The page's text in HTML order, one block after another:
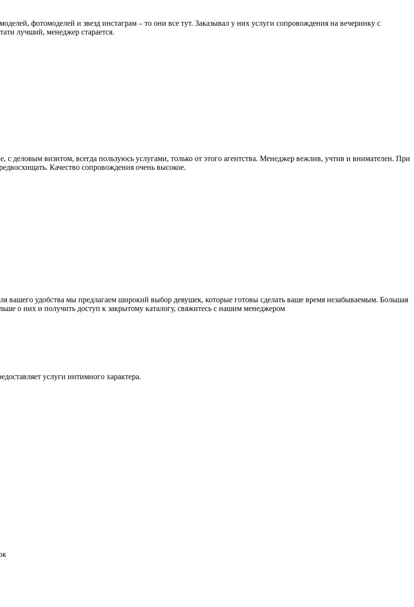
фотомоделей и звезд инстаграм – то они все тут. Заказывал у них услуги сопровождения на вечеринку с
лучший, менеджер старается.
деловым визитом, всегда пользуюсь услугами, только от этого агентства. Менеджер вежлив, учтив и внимателен. При
Качество сопровождения очень высокое.
вашего удобства мы предлагаем широкий выбор девушек, которые готовы сделать ваше время незабываемым. Большая
о них и получить доступ к закрытому каталогу, свяжитесь с нашим менеджером
услуги интимного характера.